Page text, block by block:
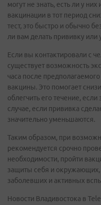
могут не знать, есть ли у
вакцинации в тот период
тест, это быстро и обычно
ли вам делать прививку или
Если вы контактировали с
существует возможность
часа после
вакцины. Это помогает
облегчить его течение,
случае, если прививка
значительно уменьшаются.
Таким образом, при
рекомендуется срочно
необходимости, пройти
защиты себя и окружающих,
заболевших и активных
Новости Владивостока в